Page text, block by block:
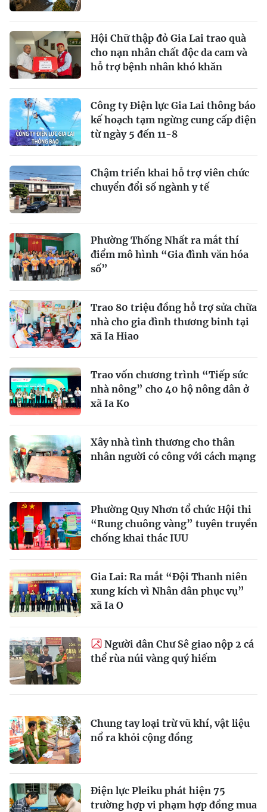
Hội Chữ thập đỏ Gia Lai trao quà
cho nạn nhân chất độc da cam và
hỗ trợ bệnh nhân khó khăn
Công ty Điện lực Gia Lai thông báo
kế hoạch tạm ngừng cung cấp điện
từ ngày 5 đến 11-8
Chậm triển khai hỗ trợ viên chức
chuyển đổi số ngành y tế
Phường Thống Nhất ra mắt thí
điểm mô hình “Gia đình văn hóa
số”
Trao 80 triệu đồng hỗ trợ sửa chữa
nhà cho gia đình thương binh tại
xã Ia Hiao
Trao vốn chương trình “Tiếp sức
nhà nông” cho 40 hộ nông dân ở
xã Ia Ko
Xây nhà tình thương cho thân
nhân người có công với cách mạng
Phường Quy Nhơn tổ chức Hội thi
“Rung chuông vàng” tuyên truyền
chống khai thác IUU
Gia Lai: Ra mắt “Đội Thanh niên
xung kích vì Nhân dân phục vụ”
xã Ia O
Người dân Chư Sê giao nộp 2 cá
thể rùa núi vàng quý hiếm
Chung tay loại trừ vũ khí, vật liệu
nổ ra khỏi cộng đồng
Điện lực Pleiku phát hiện 75
trường hợp vi phạm hợp đồng mua